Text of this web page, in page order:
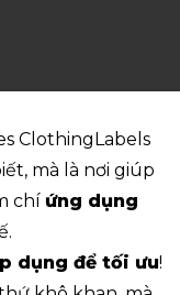
ClothingLabels
mà là nơi giúp
chí ứng dụng
dụng để tối ưu!